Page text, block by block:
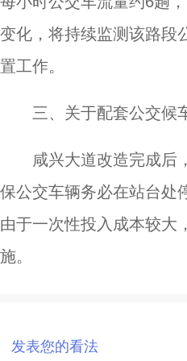
变化，将持续监测该路段
置工作。
三、关于配套公交候
咸兴大道改造完成后
保公交车辆务必在站台处
由于一次性投入成本较大
施。
发表您的看法